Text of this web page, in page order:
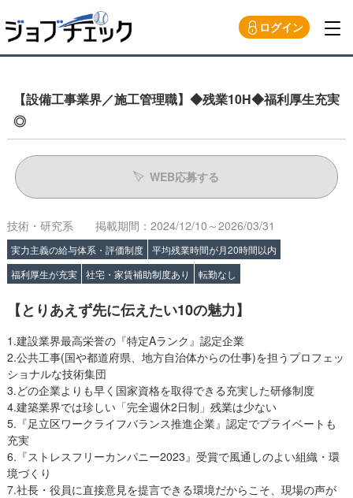
ログイン
【設備工事業界／施工管理職】◆残業10H◆福利厚生充実
◎
WEB応募する
技術・研究系 掲載期間：2024/12/10～2026/03/31
実力主義の給与体系・評価制度
平均残業時間が月20時間以内
福利厚生が充実
社宅・家賃補助制度あり 転勤なし
【とりあえず先に伝えたい10の魅力】
1.建設業界最高栄誉の『特定Aランク』認定企業
2.公共工事(国や都道府県、地方自治体からの仕事)を担うプロフェッ
ショナルな技術集団
3.どの企業よりも早く国家資格を取得できる充実した研修制度
4.建築業界では珍しい「完全週休2日制」残業は少ない
5.『足立区ワークライフバランス推進企業』認定でプライベートも
充実
6.『ストレスフリーカンパニー2023』受賞で風通しのよい組織・環
境づくり
7.社長・役員に直接意見を提言できる環境だからこそ、現場の声が